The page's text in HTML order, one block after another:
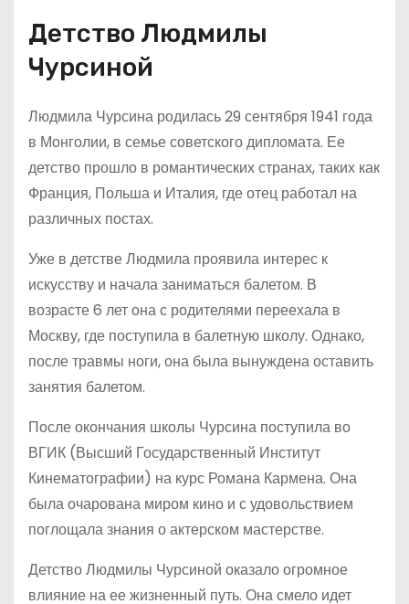
Детство Людмилы
Чурсиной
Людмила Чурсина родилась 29 сентября 1941 года
в Монголии, в семье советского дипломата. Ее
детство прошло в романтических странах, таких как
Франция, Польша и Италия, где отец работал на
различных постах.
Уже в детстве Людмила проявила интерес к
искусству и начала заниматься балетом. В
возрасте 6 лет она с родителями переехала в
Москву, где поступила в балетную школу. Однако,
после травмы ноги, она была вынуждена оставить
занятия балетом.
После окончания школы Чурсина поступила во
ВГИК (Высший Государственный Институт
Кинематографии) на курс Романа Кармена. Она
была очарована миром кино и с удовольствием
поглощала знания о актерском мастерстве.
Детство Людмилы Чурсиной оказало огромное
влияние на ее жизненный путь. Она смело идет